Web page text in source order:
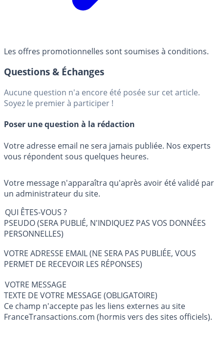
Les offres promotionnelles sont soumises à conditions.
Questions & Échanges
Aucune question n'a encore été posée sur cet article.
Soyez le premier à participer !
Poser une question à la rédaction
Votre adresse email ne sera jamais publiée. Nos experts
vous répondent sous quelques heures.
Votre message n'apparaîtra qu'après avoir été validé par
un administrateur du site.
QUI ÊTES-VOUS ?
PSEUDO (SERA PUBLIÉ, N'INDIQUEZ PAS VOS DONNÉES
PERSONNELLES)
VOTRE ADRESSE EMAIL (NE SERA PAS PUBLIÉE, VOUS
PERMET DE RECEVOIR LES RÉPONSES)
VOTRE MESSAGE
TEXTE DE VOTRE MESSAGE (OBLIGATOIRE)
Ce champ n'accepte pas les liens externes au site
FranceTransactions.com (hormis vers des sites officiels).